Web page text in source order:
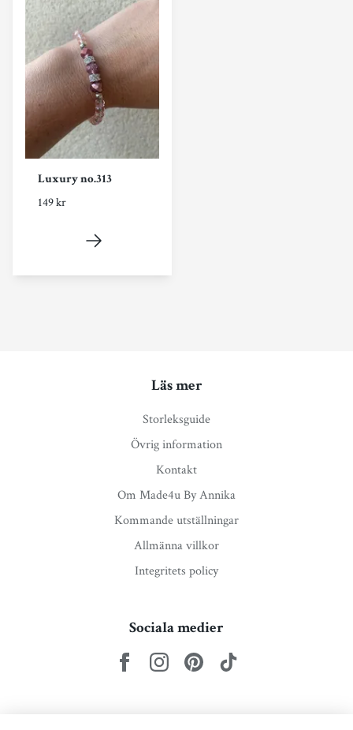
Luxury no.313
149 kr
Läs mer
Storleksguide
Övrig information
Kontakt
Om Made4u By Annika
Kommande utställningar
Allmänna villkor
Integritets policy
Sociala medier